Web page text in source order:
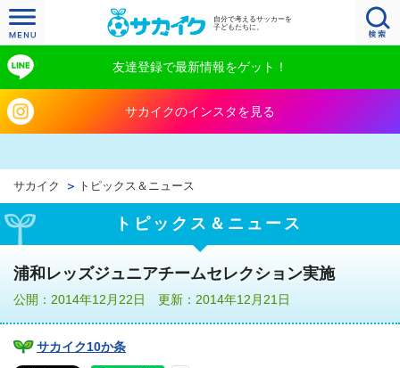
自分で考えるサッカーを
子どもたちに。
友達登録で最新情報をゲット！
サカイクのインスタを見る
サカイク トピックス＆ニュース
トピックス＆ニュース
浦和レッズジュニアチームセレクション実施
公開：2014年12月22日 更新：2014年12月21日
サカイク10か条